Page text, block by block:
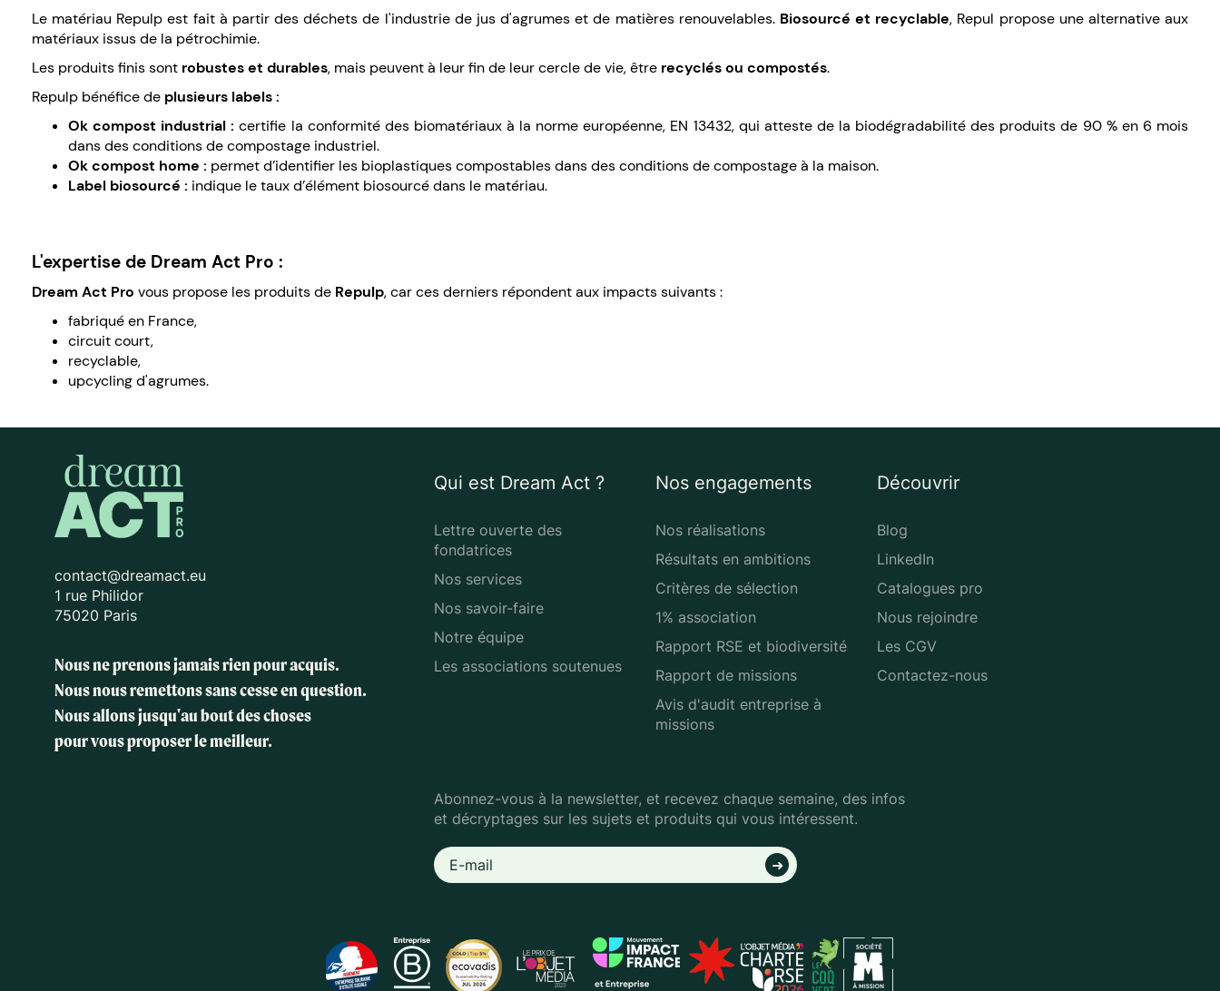
Le matériau Repulp est fait à partir des déchets de l'industrie de jus d'agrumes et de matières renouvelables. Biosourcé et recyclable, Repul propose une alternative aux
matériaux issus de la pétrochimie.
Les produits finis sont robustes et durables, mais peuvent à leur fin de leur cercle de vie, être recyclés ou compostés.
Repulp bénéfice de plusieurs labels :
Ok compost industrial : certifie la conformité des biomatériaux à la norme européenne, EN 13432, qui atteste de la biodégradabilité des produits de 90 % en 6 mois
dans des conditions de compostage industriel.
Ok compost home : permet d’identifier les bioplastiques compostables dans des conditions de compostage à la maison.
Label biosourcé : indique le taux d’élément biosourcé dans le matériau.
L'expertise de Dream Act Pro :
Dream Act Pro vous propose les produits de Repulp, car ces derniers répondent aux impacts suivants :
fabriqué en France,
circuit court,
recyclable,
upcycling d'agrumes.
contact@dreamact.eu
1 rue Philidor
75020 Paris
Nous ne prenons jamais rien pour acquis.
Nous nous remettons sans cesse en question.
Nous allons jusqu'au bout des choses
pour vous proposer le meilleur.
Qui est Dream Act ?
Lettre ouverte des
fondatrices
Nos services
Nos savoir-faire
Notre équipe
Les associations soutenues
Nos engagements
Nos réalisations
Résultats en ambitions
Critères de sélection
1% association
Rapport RSE et biodiversité
Rapport de missions
Avis d'audit entreprise à
missions
Découvrir
Blog
LinkedIn
Catalogues pro
Nous rejoindre
Les CGV
Contactez-nous
Abonnez-vous à la newsletter, et recevez chaque semaine, des infos
et décryptages sur les sujets et produits qui vous intéressent.